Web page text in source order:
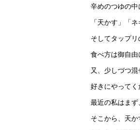
辛めのつゆの中
「天かす」「
そしてタップリ
食べ方は御自由
又、少しづつ混
好きにやってく
最近の私はまず
そこから、天か